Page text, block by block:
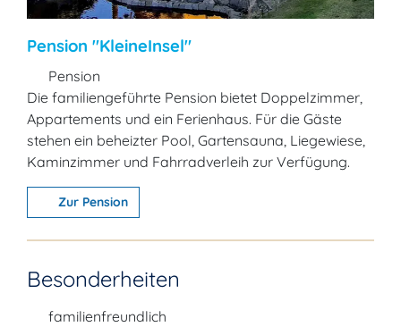
Pension "KleineInsel"
Pension
Die familiengeführte Pension bietet Doppelzimmer,
Appartements und ein Ferienhaus. Für die Gäste
stehen ein beheizter Pool, Gartensauna, Liegewiese,
Kaminzimmer und Fahrradverleih zur Verfügung.
Zur Pension
Besonderheiten
familienfreundlich